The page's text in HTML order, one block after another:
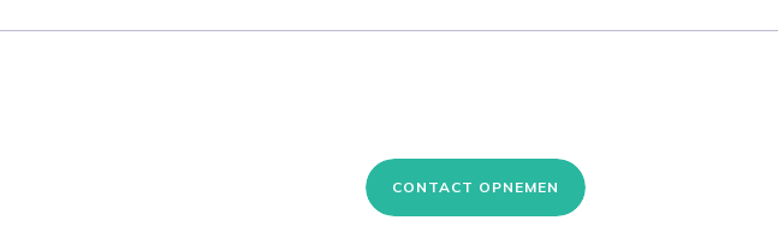
CONTACT OPNEMEN